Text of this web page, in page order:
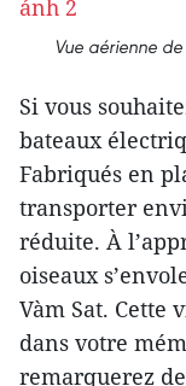
Vue aérienne
Si vous
bateaux
Fabriqués en
transporter
réduite. À
oiseaux
Vàm Sat. Cette
dans votre
remarquerez